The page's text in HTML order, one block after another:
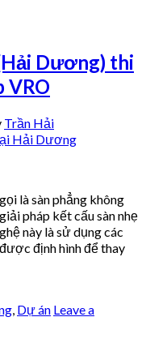
Dương) thi
VRO
Trần Hải
là sàn phẳng không
pháp kết cấu sàn nhẹ
này là sử dụng các
định hình để thay
Dự án Leave a